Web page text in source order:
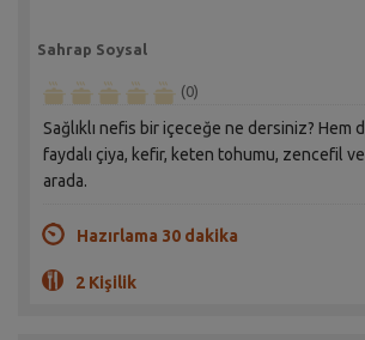
Sahrap Soysal
(0)
Sağlıklı nefis bir içeceğe ne dersiniz? Hem
faydalı çiya, kefir, keten tohumu, zencefil
arada.
Hazırlama 30 dakika
2 Kişilik